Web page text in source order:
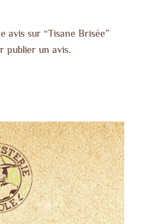
avis sur “Tisane Brisée”
publier un avis.